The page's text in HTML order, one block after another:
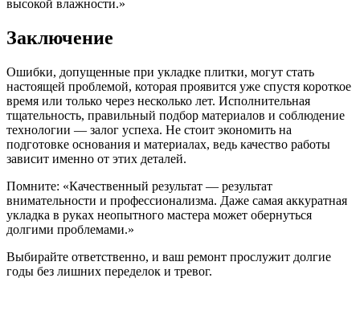
высокой влажности.»
Заключение
Ошибки, допущенные при укладке плитки, могут стать
настоящей проблемой, которая проявится уже спустя короткое
время или только через несколько лет. Исполнительная
тщательность, правильный подбор материалов и соблюдение
технологии — залог успеха. Не стоит экономить на
подготовке основания и материалах, ведь качество работы
зависит именно от этих деталей.
Помните: «Качественный результат — результат
внимательности и профессионализма. Даже самая аккуратная
укладка в руках неопытного мастера может обернуться
долгими проблемами.»
Выбирайте ответственно, и ваш ремонт прослужит долгие
годы без лишних переделок и тревог.